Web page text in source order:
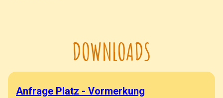
DOWNLOADS
Anfrage Platz - Vormerkung